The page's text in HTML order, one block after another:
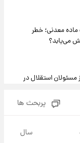
ماده معدنی؛ خطر
می‌یابد؟
مسئولان استقلال در
پربحث ها
سال